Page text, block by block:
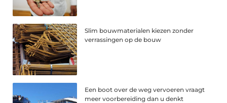
Slim bouwmaterialen kiezen zonder
verrassingen op de bouw
Een boot over de weg vervoeren vraagt
meer voorbereiding dan u denkt